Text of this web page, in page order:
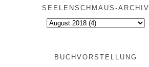
SEELENSCHMAUS-ARCHIV
BUCHVORSTELLUNG